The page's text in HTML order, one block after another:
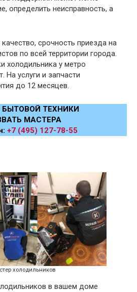
определить неисправность, а
срочность приезда на
по всей территории города.
холодильника у метро
На услуги и запчасти
до 12 месяцев.
БЫТОВОЙ ТЕХНИКИ
МАСТЕРА
+7 (495) 127-78-55
холодильников
в вашем доме